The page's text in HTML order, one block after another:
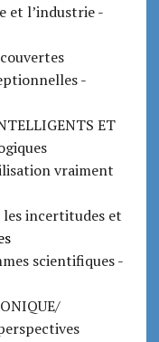
et l’industrie-
-
ET
vraiment
les incertitudes et
scientifiques-